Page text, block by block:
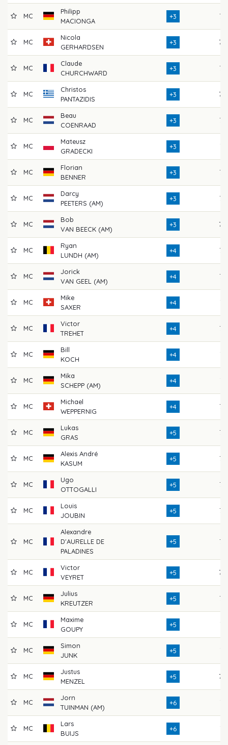
MC
Philipp
MACIONGA
+3 73
MC
Nicola
GERHARDSEN
+3 78
MC
Claude
CHURCHWARD
+3 73
MC
Christos
PANTAZIDIS
+3 70
MC
Beau
COENRAAD
+3 72
MC
Mateusz
GRADECKI
+3 74
MC
Florian
BENNER
+3 73
MC
Darcy
PEETERS (AM)
+3 75
MC
Bob
VAN BEECK (AM)
+3 70
MC
Ryan
LUNDH (AM)
+4 77
MC
Jorick
VAN GEEL (AM)
+4 75
MC
Mike
SAXER
+4 71
MC
Victor
TREHET
+4 73
MC
Bill
KOCH
+4 71
MC
Mika
SCHEPP (AM)
+4 74
MC
Michael
WEPPERNIG
+4 73
MC
Lukas
GRAS
+5 76
MC
Alexis André
KASUM
+5 73
MC
Ugo
OTTOGALLI
+5 72
MC
Louis
JOUBIN
+5 72
MC
Alexandre
D'AURELLE DE
PALADINES
+5 73
MC
Victor
VEYRET
+5 70
MC
Julius
KREUTZER
+5 72
MC
Maxime
GOUPY
+5 71
MC
Simon
JUNK
+5 74
MC
Justus
MENZEL
+5 70
MC
Jorn
TUINMAN (AM)
+6 71
MC
Lars
BUIJS
+6 74